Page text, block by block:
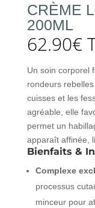
CRÈME
200ML
62.90€
Un soin corporel
rondeurs
cuisses et les
agréable, elle
permet un
apparaît affinée,
Bienfaits &
Complexe
processus
minceur pour